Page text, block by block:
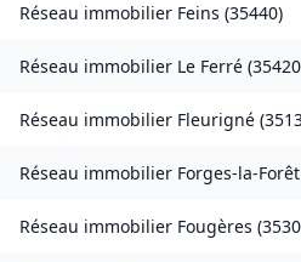
Réseau immobilier Feins (35440)
Réseau immobilier Le Ferré (35420
Réseau immobilier Fleurigné (
Réseau immobilier Forges-la-Forêt
Réseau immobilier Fougères (